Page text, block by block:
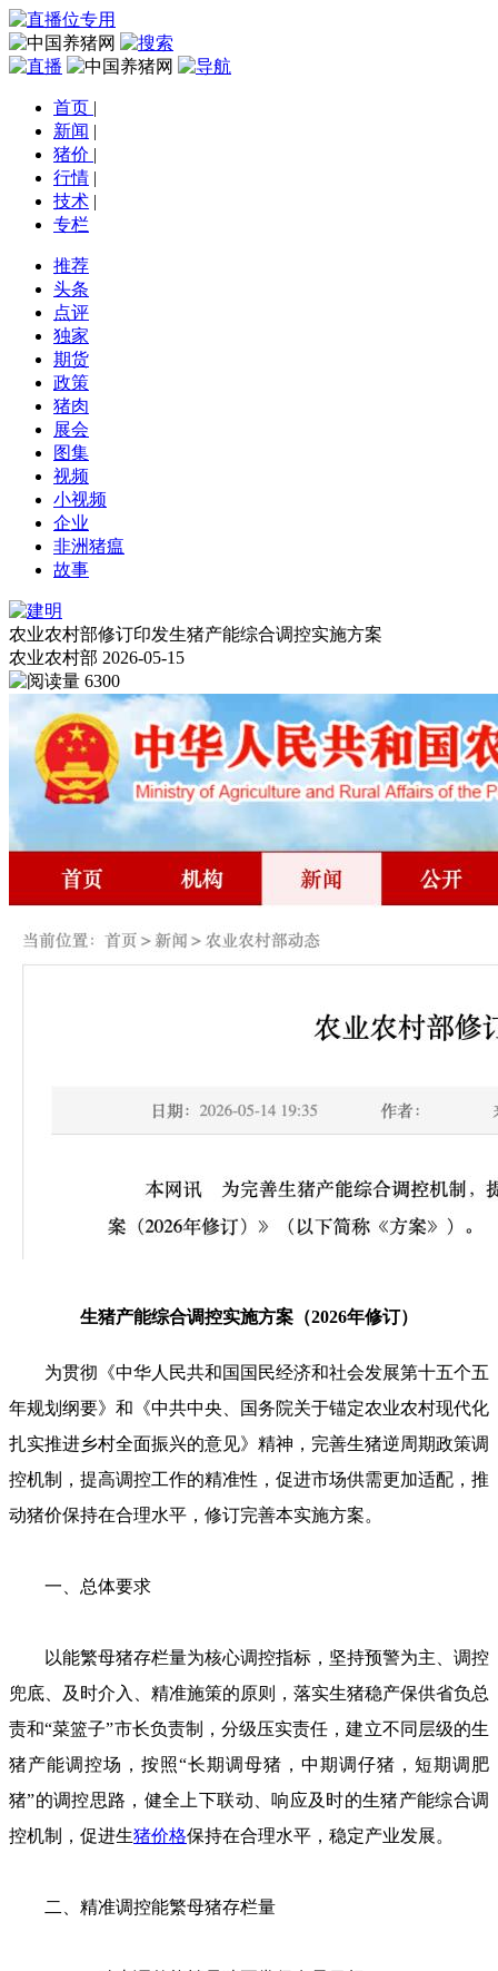
首页 |
新闻 |
猪价 |
行情 |
技术 |
专栏
推荐
头条
点评
独家
期货
政策
猪肉
展会
图集
视频
小视频
企业
非洲猪瘟
故事
农业农村部修订印发生猪产能综合调控实施方案
农业农村部 2026-05-15
6300
生猪产能综合调控实施方案（2026年修订）
为贯彻《中华人民共和国国民经济和社会发展第十五个五
年规划纲要》和《中共中央、国务院关于锚定农业农村现代化
扎实推进乡村全面振兴的意见》精神，完善生猪逆周期政策调
控机制，提高调控工作的精准性，促进市场供需更加适配，推
动猪价保持在合理水平，修订完善本实施方案。
一、总体要求
以能繁母猪存栏量为核心调控指标，坚持预警为主、调控
兜底、及时介入、精准施策的原则，落实生猪稳产保供省负总
责和“菜篮子”市长负责制，分级压实责任，建立不同层级的生
猪产能调控场，按照“长期调母猪，中期调仔猪，短期调肥
猪”的调控思路，健全上下联动、响应及时的生猪产能综合调
控机制，促进生猪价格保持在合理水平，稳定产业发展。
二、精准调控能繁母猪存栏量